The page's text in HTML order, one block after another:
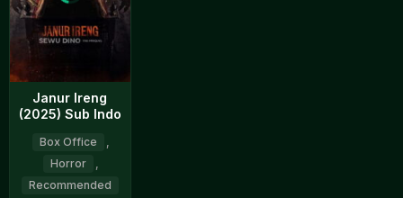
Janur Ireng
(2025) Sub Indo
Box Office
Horror
Recommended